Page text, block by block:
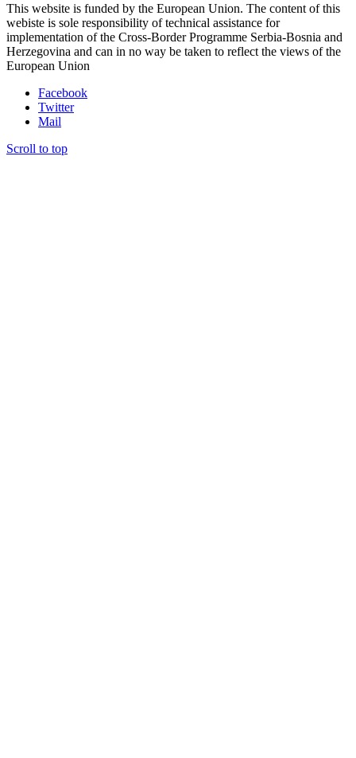
This website is funded by the European Union. The content of this
webiste is sole responsibility of technical assistance for
implementation of the Cross-Border Programme Serbia-Bosnia and
Herzegovina and can in no way be taken to reflect the views of the
European Union
Facebook
Twitter
Mail
Scroll to top